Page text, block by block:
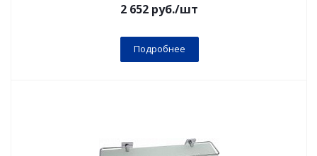
2 652 руб./шт
Подробнее